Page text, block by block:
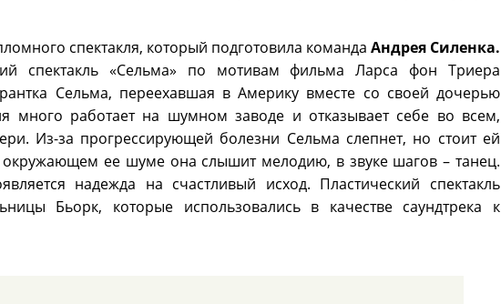
спектакля, который подготовила команда Андрея Силенка.
спектакль «Сельма» по мотивам фильма Ларса фон Триера
Сельма, переехавшая в Америку вместе со своей дочерью
много работает на шумном заводе и отказывает себе во всем,
Из-за прогрессирующей болезни Сельма слепнет, но стоит ей
ее шуме она слышит мелодию, в звуке шагов – танец.
надежда на счастливый исход. Пластический спектакль
Бьорк, которые использовались в качестве саундтрека к